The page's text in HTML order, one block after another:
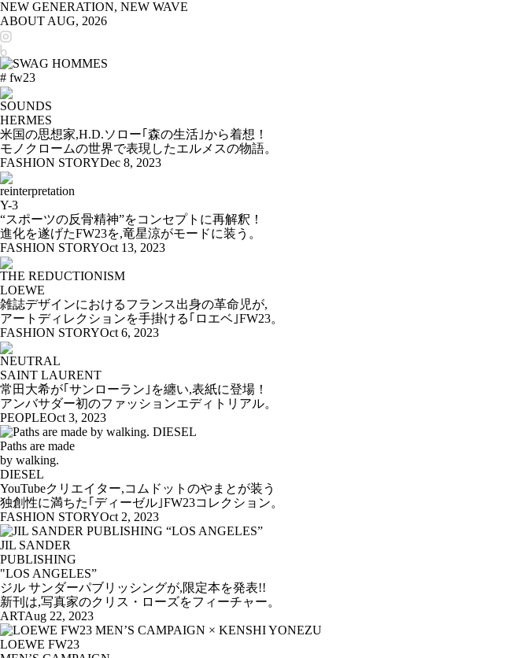
NEW GENERATION, NEW WAVE
ABOUT AUG, 2026
# fw23
SOUNDS
HERMES
米国の思想家,H.D.ソロー｢森の生活｣から着想！
モノクロームの世界で表現したエルメスの物語。
FASHION STORYDec 8, 2023
reinterpretation
Y-3
“スポーツの反骨精神”をコンセプトに再解釈！
進化を遂げたFW23を,竜星涼がモードに装う。
FASHION STORYOct 13, 2023
THE REDUCTIONISM
LOEWE
雑誌デザインにおけるフランス出身の革命児が,
アートディレクションを手掛ける｢ロエベ｣FW23。
FASHION STORYOct 6, 2023
NEUTRAL
SAINT LAURENT
常田大希が｢サンローラン｣を纏い,表紙に登場！
アンバサダー初のファッションエディトリアル。
PEOPLEOct 3, 2023
Paths are made
by walking.
DIESEL
YouTubeクリエイター,コムドットのやまとが装う
独創性に満ちた｢ディーゼル｣FW23コレクション。
FASHION STORYOct 2, 2023
JIL SANDER
PUBLISHING
"LOS ANGELES”
ジル サンダーパブリッシングが,限定本を発表!!
新刊は,写真家のクリス・ローズをフィーチャー。
ARTAug 22, 2023
LOEWE FW23